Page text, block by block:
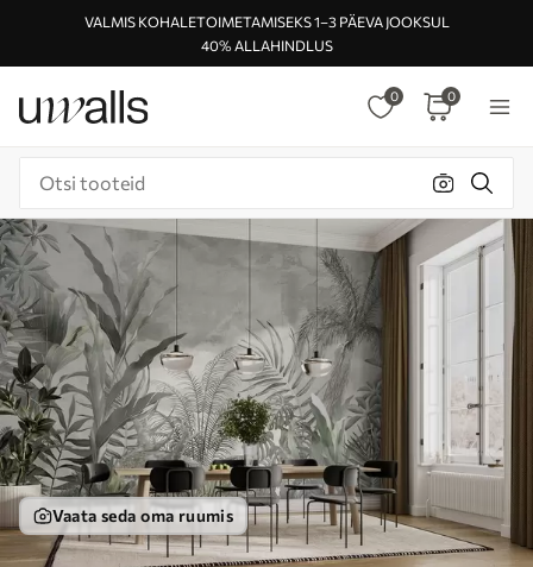
VALMIS KOHALETOIMETAMISEKS 1–3 PÄEVA JOOKSUL
40% ALLAHINDLUS
0 0
Vaata seda oma ruumis